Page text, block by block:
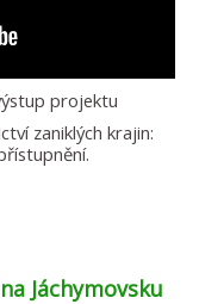
projektu
zaniklých krajin:
Jáchymovsku